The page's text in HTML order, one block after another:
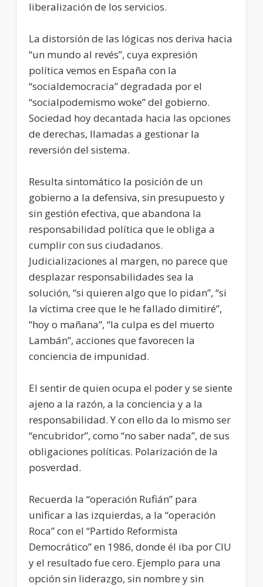
liberalización de los servicios.
La distorsión de las lógicas nos deriva hacia
“un mundo al revés”, cuya expresión
política vemos en España con la
“socialdemocracia” degradada por el
“socialpodemismo woke” del gobierno.
Sociedad hoy decantada hacia las opciones
de derechas, llamadas a gestionar la
reversión del sistema.
Resulta sintomático la posición de un
gobierno a la defensiva, sin presupuesto y
sin gestión efectiva, que abandona la
responsabilidad política que le obliga a
cumplir con sus ciudadanos.
Judicializaciones al margen, no parece que
desplazar responsabilidades sea la
solución, “si quieren algo que lo pidan”, “si
la víctima cree que le he fallado dimitiré”,
“hoy o mañana”, “la culpa es del muerto
Lambán”, acciones que favorecen la
conciencia de impunidad.
El sentir de quien ocupa el poder y se siente
ajeno a la razón, a la conciencia y a la
responsabilidad. Y con ello da lo mismo ser
“encubridor”, como “no saber nada”, de sus
obligaciones políticas. Polarización de la
posverdad.
Recuerda la “operación Rufián” para
unificar a las izquierdas, a la “operación
Roca” con el “Partido Reformista
Democrático” en 1986, donde él iba por CIU
y el resultado fue cero. Ejemplo para una
opción sin liderazgo, sin nombre y sin